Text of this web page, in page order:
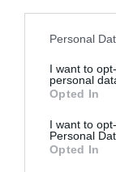
Please note that
not limited to
grant or deny
use your data
consent section.
Personal
I want to
personal
Opted In
I want to
Personal
Opted In
A friss levegő,
programok
érdemes